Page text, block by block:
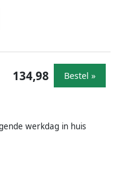
werkdag in huis
134,98 Bestel »